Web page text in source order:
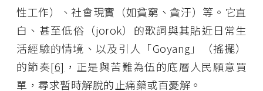
性工作）、社會現實（如貧窮、貪汙）等。它直
白、甚至低俗（jorok）的歌詞與其貼近日常生
活經驗的情境、以及引人「Goyang」（搖擺）
的節奏[6] ，正是與苦難為伍的底層人民願意買
單，尋求暫時解脫的止痛藥或百憂解。